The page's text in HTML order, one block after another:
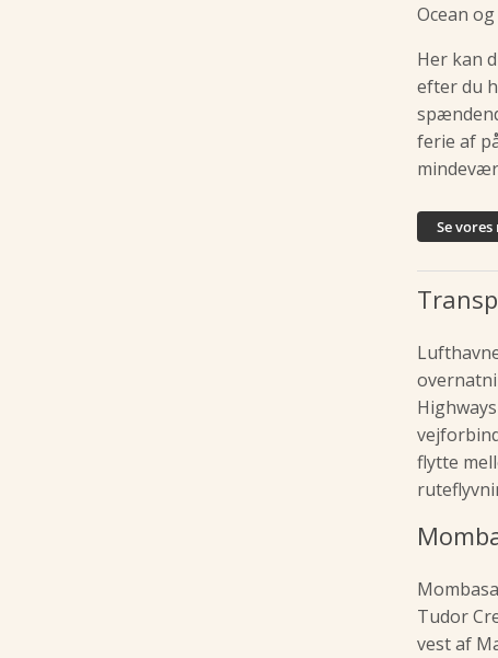
Ocean
Her kan
efter du
ferie af
Se
flytte
Tudor
vest af